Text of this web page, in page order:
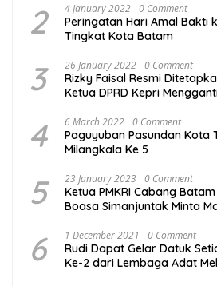
2 4 January 2022 0 Comment
Peringatan Hari Amal Bakti
Tingkat Kota Batam
3 26 January 2022 0 Comment
Rizky Faisal Resmi
Ketua DPRD Kepri
4 6 March 2022 0 Comment
Paguyuban Pasundan Kota
Milangkala Ke 5
5 23 January 2023 0 Comment
Ketua PMKRI Cabang
Boasa Simanjuntak Minta
6 1 December 2021 0 Comment
Rudi Dapat Gelar Datuk
Ke-2 dari Lembaga Adat